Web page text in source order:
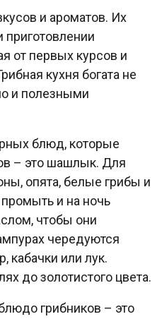
и ароматов. Их
приготовлении
от первых курсов и
кухня богата не
и полезными
блюд, которые
– это шашлык. Для
опята, белые грибы и
и на ночь
чтобы они
чередуются
кабачки или лук.
до золотистого цвета.
грибников – это